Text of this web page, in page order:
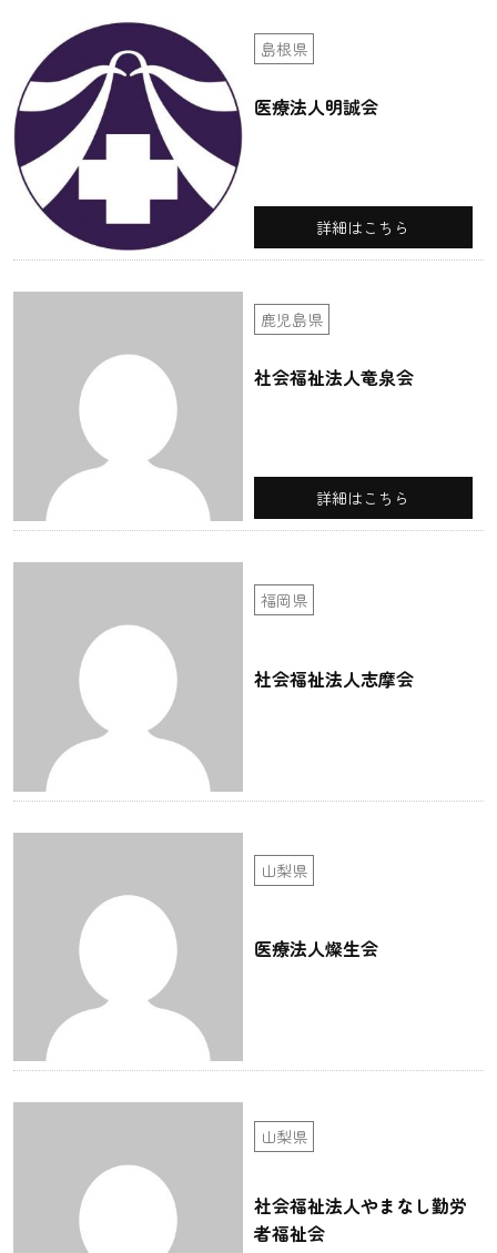
島根県
医療法人明誠会
詳細はこちら
鹿児島県
社会福祉法人竜泉会
詳細はこちら
福岡県
社会福祉法人志摩会
山梨県
医療法人燦生会
山梨県
社会福祉法人やまなし勤労
者福祉会